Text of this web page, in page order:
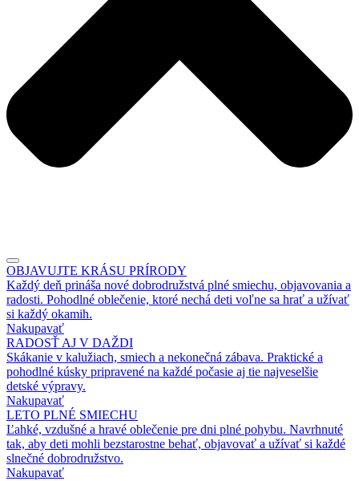
OBJAVUJTE KRÁSU PRÍRODY
Každý deň prináša nové dobrodružstvá plné smiechu, objavovania a
radosti. Pohodlné oblečenie, ktoré nechá deti voľne sa hrať a užívať
si každý okamih.
Nakupavať
RADOSŤ AJ V DAŽDI
Skákanie v kalužiach, smiech a nekonečná zábava. Praktické a
pohodlné kúsky pripravené na každé počasie aj tie najveselšie
detské výpravy.
Nakupavať
LETO PLNÉ SMIECHU
Ľahké, vzdušné a hravé oblečenie pre dni plné pohybu. Navrhnuté
tak, aby deti mohli bezstarostne behať, objavovať a užívať si každé
slnečné dobrodružstvo.
Nakupavať